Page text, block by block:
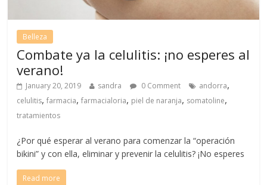
Belleza
Combate ya la celulitis: ¡no esperes al
verano!
January 20, 2019 sandra 0 Comment andorra,
celulitis,farmacia,farmacialoria, piel de naranja, somatoline,
tratamientos
¿Por qué esperar al verano para comenzar la “operación
bikini” y con ella, eliminar y prevenir la celulitis? ¡No esperes
Read more